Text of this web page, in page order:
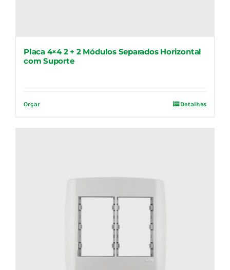
Placa 4×4 2 + 2 Módulos Separados Horizontal
com Suporte
Orçar Detalhes